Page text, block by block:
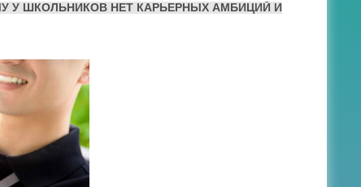
У ШКОЛЬНИКОВ НЕТ КАРЬЕРНЫХ АМБИЦИЙ И